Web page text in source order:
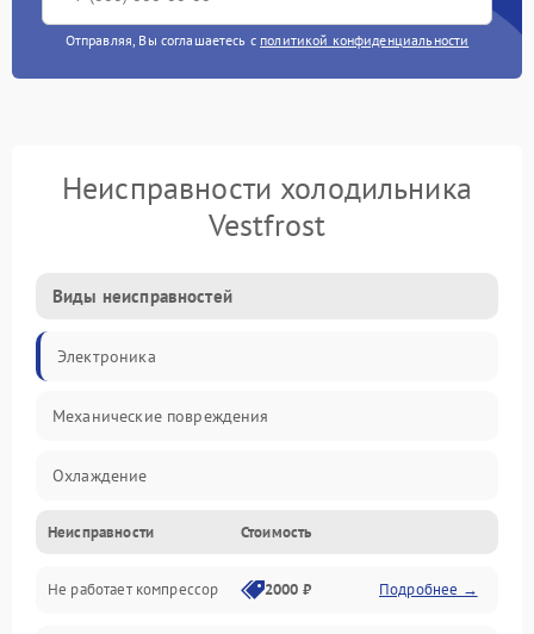
Отправляя, Вы соглашаетесь с политикой конфиденциальности
Неисправности холодильника
Vestfrost
Виды неисправностей
Электроника
Механические повреждения
Охлаждение
Механика
Электропитание
Неисправности Стоимость
Не работает компрессор 2000 ₽ Подробнее →